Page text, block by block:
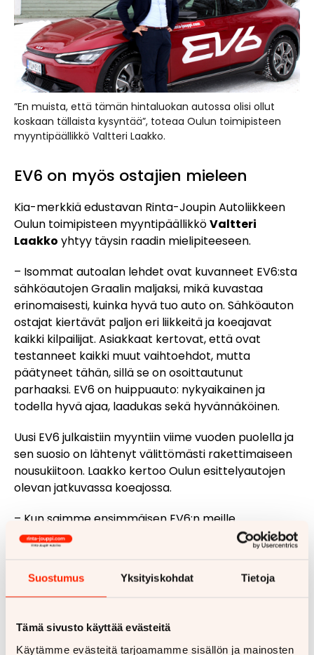
Suostumus Yksityiskohdat Tietoja
Tämä sivusto käyttää evästeitä
Käytämme evästeitä tarjoamamme sisällön ja mainosten
”En muista, että tämän hintaluokan autossa olisi ollut
koskaan tällaista kysyntää”, toteaa Oulun toimipisteen
myyntipäällikkö Valtteri Laakko.
EV6 on myös ostajien mieleen
Kia-merkkiä edustavan Rinta-Joupin Autoliikkeen
Oulun toimipisteen myyntipäällikköValtteri
Laakko yhtyy täysin raadin mielipiteeseen.
– Isommat autoalan lehdet ovat kuvanneet EV6:sta
sähköautojen Graalin maljaksi, mikä kuvastaa
erinomaisesti, kuinka hyvä tuo auto on. Sähköauton
ostajat kiertävät paljon eri liikkeitä ja koeajavat
kaikki kilpailijat. Asiakkaat kertovat, että ovat
testanneet kaikki muut vaihtoehdot, mutta
päätyneet tähän, sillä se on osoittautunut
parhaaksi. EV6 on huippuauto: nykyaikainen ja
todella hyvä ajaa, laadukas sekä hyvännäköinen.
Uusi EV6 julkaistiin myyntiin viime vuoden puolella ja
sen suosio on lähtenyt välittömästi rakettimaiseen
nousukiitoon. Laakko kertoo Oulun esittelyautojen
olevan jatkuvassa koeajossa.
– Kun saimme ensimmäisen EV6:n meille
takavetomallina, oli se jatkuvasti koeajossa. Välillä
asiakkaat jopa odottivat pihalla auton
koeajoon myös nelivetomallin, buustasi se suosiota
entisestään.
Laakko toteaa EV6:n saaneen parhaan mahdollisen
vastaanoton, eikä muista kohdanneensa